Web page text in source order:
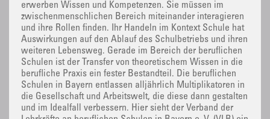
erwerben Wissen und Kompetenzen. Sie müssen im
zwischenmenschlichen Bereich miteinander interagieren
und ihre Rollen finden. Ihr Handeln im Kontext Schule hat
Auswirkungen auf den Ablauf des Schulbetriebs und ihren
weiteren Lebensweg. Gerade im Bereich der beruflichen
Schulen ist der Transfer von theoretischem Wissen in die
berufliche Praxis ein fester Bestandteil. Die beruflichen
Schulen in Bayern entlassen alljährlich Multiplikatoren in
die Gesellschaft und Arbeitswelt, die diese dann gestalten
und im Idealfall verbessern. Hier sieht der Verband der